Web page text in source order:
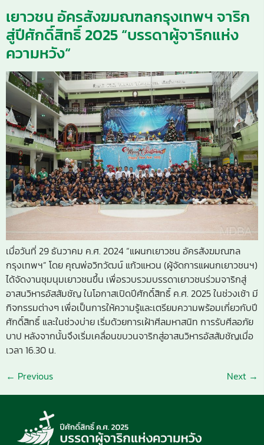
เยาวชน อัครสังฆมณฑลกรุงเทพฯ จาริก
สู่ปีศักดิ์สิทธิ์ 2025 “บรรดาผู้จาริกแห่ง
ความหวัง“
เมื่อวันที่ 29 ธันวาคม ค.ศ. 2024 “แผนกเยาวชน อัครสังฆมณฑล
กรุงเทพฯ” โดย คุณพ่อวิทวัฒน์ แก้วแหวน (ผู้จัดการแผนกเยาวชนฯ)
ได้จัดงานชุมนุมเยาวชนขึ้น เพื่อรวบรวมบรรดาเยาวชนร่วมจาริกสู่
อาสนวิหารอัสสัมชัญ ในโอกาสเปิดปีศักดิ์สิทธิ์ ค.ศ. 2025 ในช่วงเช้า มี
กิจกรรมต่างๆ เพื่อเป็นการให้ความรู้และเตรียมความพร้อมเกี่ยวกับปี
ศักดิ์สิทธิ์ และในช่วงบ่าย เริ่มด้วยการเฝ้าศีลมหาสนิท การรับศีลอภัย
บาป หลังจากนั้นจึงเริ่มเคลื่อนขบวนจาริกสู่อาสนวิหารอัสสัมชัญเมื่อ
เวลา 16.30 น.
← Previous Next →